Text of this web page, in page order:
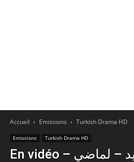
Accueil Emissions Turkish Drama HD
Emissions Turkish Drama HD
En vidéo – معا من جديد – لماضي